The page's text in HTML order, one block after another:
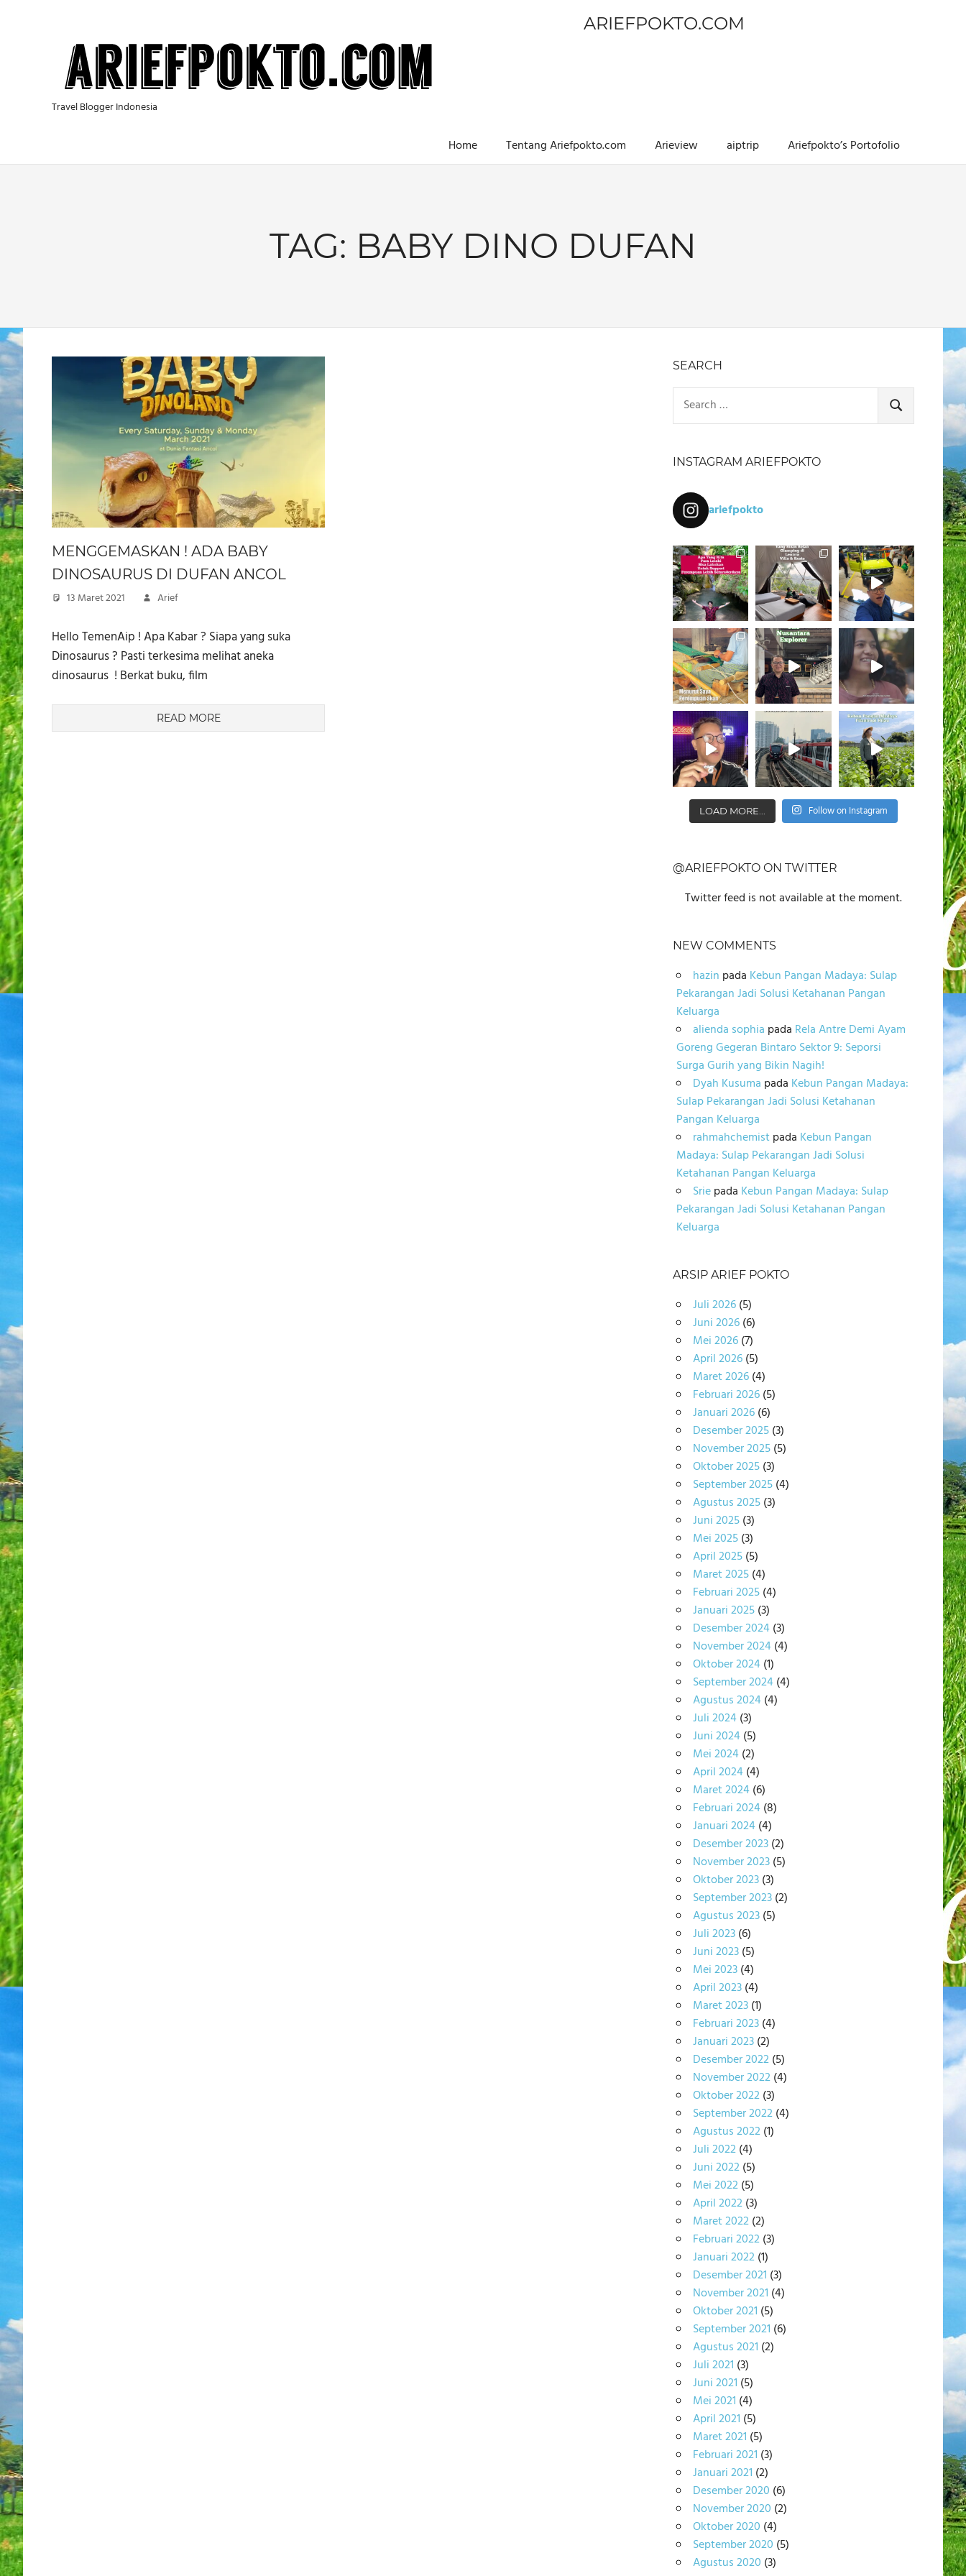
ARIEFPOKTO.COM
Travel Blogger Indonesia
Home Tentang Ariefpokto.com Arieview aiptrip Ariefpokto’s Portofolio
TAG: BABY DINO DUFAN
MENGGEMASKAN ! ADA BABY
DINOSAURUS DI DUFAN ANCOL
13 Maret 2021 Arief
Hello TemenAip ! Apa Kabar ? Siapa yang suka
Dinosaurus ? Pasti terkesima melihat aneka
dinosaurus ! Berkat buku, film
READ MORE
SEARCH
Search
for:
SEARCH
INSTAGRAM ARIEFPOKTO
ariefpokto
LOAD MORE... Follow on Instagram
@ARIEFPOKTO ON TWITTER
Twitter feed is not available at the moment.
NEW COMMENTS
hazin pada Kebun Pangan Madaya: Sulap
Pekarangan Jadi Solusi Ketahanan Pangan
Keluarga
alienda sophia pada Rela Antre Demi Ayam
Goreng Gegeran Bintaro Sektor 9: Seporsi
Surga Gurih yang Bikin Nagih!
Dyah Kusuma pada Kebun Pangan Madaya:
Sulap Pekarangan Jadi Solusi Ketahanan
Pangan Keluarga
rahmahchemistpada Kebun Pangan
Madaya: Sulap Pekarangan Jadi Solusi
Ketahanan Pangan Keluarga
Sriepada Kebun Pangan Madaya: Sulap
Pekarangan Jadi Solusi Ketahanan Pangan
Keluarga
ARSIP ARIEF POKTO
Juli 2026(5)
Juni 2026(6)
Mei 2026(7)
April 2026(5)
Maret 2026(4)
Februari 2026(5)
Januari 2026(6)
Desember 2025(3)
November 2025(5)
Oktober 2025(3)
September 2025(4)
Agustus 2025(3)
Juni 2025(3)
Mei 2025(3)
April 2025(5)
Maret 2025(4)
Februari 2025(4)
Januari 2025(3)
Desember 2024(3)
November 2024(4)
Oktober 2024(1)
September 2024(4)
Agustus 2024(4)
Juli 2024(3)
Juni 2024(5)
Mei 2024(2)
April 2024(4)
Maret 2024(6)
Februari 2024(8)
Januari 2024(4)
Desember 2023(2)
November 2023(5)
Oktober 2023(3)
September 2023(2)
Agustus 2023(5)
Juli 2023(6)
Juni 2023(5)
Mei 2023(4)
April 2023(4)
Maret 2023(1)
Februari 2023(4)
Januari 2023(2)
Desember 2022(5)
November 2022(4)
Oktober 2022(3)
September 2022(4)
Agustus 2022(1)
Juli 2022(4)
Juni 2022(5)
Mei 2022(5)
April 2022(3)
Maret 2022(2)
Februari 2022(3)
Januari 2022(1)
Desember 2021 (3)
November 2021 (4)
Oktober 2021 (5)
September 2021 (6)
Agustus 2021 (2)
Juli 2021 (3)
Juni 2021 (5)
Mei 2021 (4)
April 2021 (5)
Maret 2021 (5)
Februari 2021 (3)
Januari 2021 (2)
Desember 2020 (6)
November 2020 (2)
Oktober 2020 (4)
September 2020 (5)
Agustus 2020 (3)